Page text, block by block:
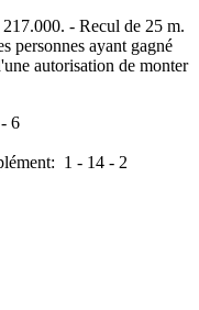
- Recul de 25 m.
personnes ayant gagné
autorisation de monter
- 6
1 - 14 - 2